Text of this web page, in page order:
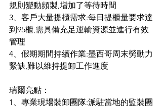
規則變動頻製,增加了等待時間
3、客戶大量提櫃需求:每日提櫃量要求達
到95櫃,需具備充足運輸資源並進行有效
管理
4、假期期間持續作業:墨西哥周末勞動力
緊缺,難以維持提卸工作進度
瑞爾亮點：
1、專業現場裝卸團隊:派駐當地的監裝團